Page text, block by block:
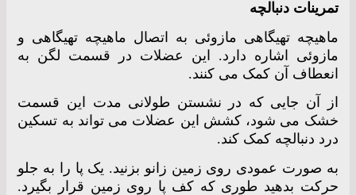
تمرینات دنبالچه
ماهیچه تهیگاهی مازوئی به اتصال ماهیچه تهیگاهی و
مازوئی اشاره دارد. این عضلات در قسمت لگن به
انعطاف آن کمک می کنند.
از آن جایی که در نشستن طولانی مدت این قسمت
خشک می شود، کشش این عضلات می تواند به تسکین
درد دنبالچه کمک کند.
به صورت عمودی روی زمین زانو بزنید. یک پا را به جلو
حرکت بدهید طوری که کف پا روی زمین قرار بگیرد.